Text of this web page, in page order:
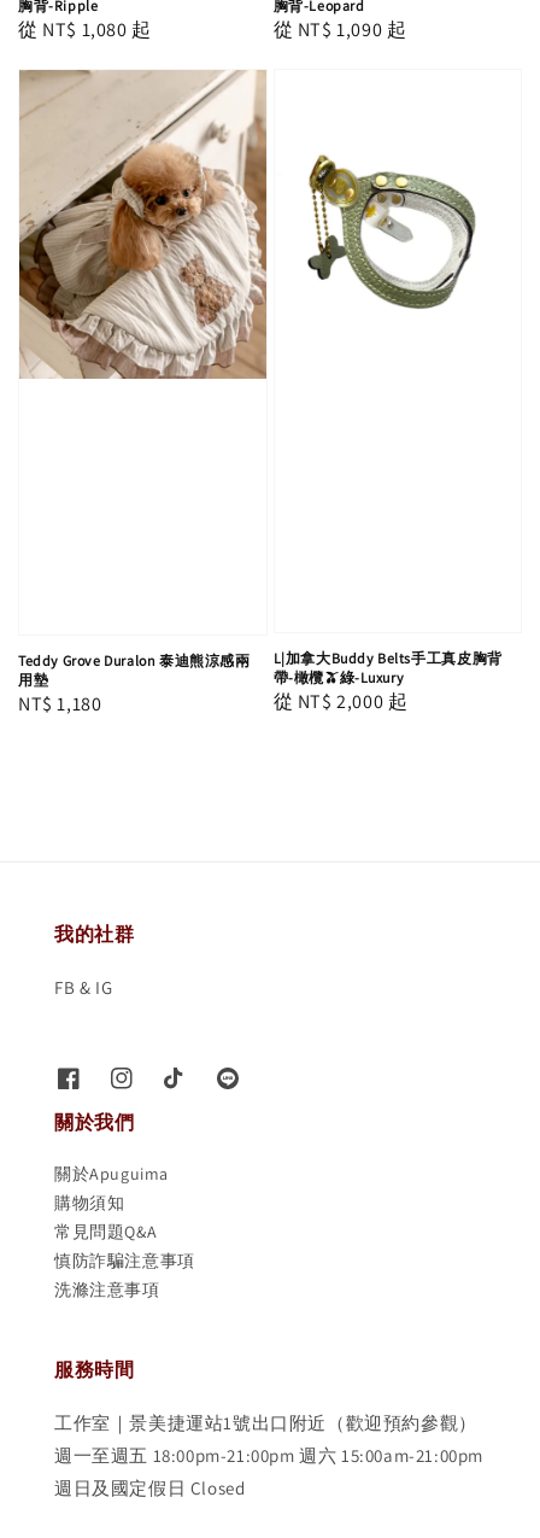
胸背-Ripple
Regular
從 NT$ 1,080 起
胸背-Leopard
Regular
從 NT$ 1,090 起
Teddy Grove Duralon 泰迪熊涼感兩
用墊
Regular
NT$ 1,180
L|加拿大Buddy Belts手工真皮胸背
帶-橄欖🫒綠-Luxury
Regular
從 NT$ 2,000 起
我的社群
FB & IG
關於我們
關於Apuguima
購物須知
常見問題Q&A
慎防詐騙注意事項
洗滌注意事項
服務時間
工作室｜景美捷運站1號出口附近（歡迎預約參觀）
週一至週五 18:00pm-21:00pm 週六 15:00am-21:00pm
週日及國定假日 Closed